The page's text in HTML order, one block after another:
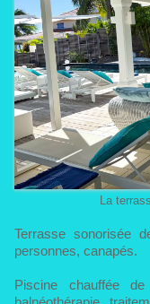
La
Terrasse sonorisée de 105m², 2 tables 10 personnes et 4
personnes, canapés.
Piscine chauffée